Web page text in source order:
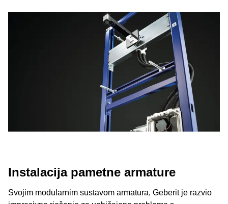
Instalacija pametne armature
Svojim modularnim sustavom armatura, Geberit je razvio